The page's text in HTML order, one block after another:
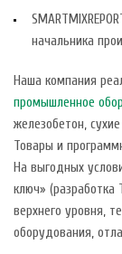
начальника
Наша компания
промышленное
железобетон,
Товары и
На выгодных
ключ» (разработка
верхнего уровня,
оборудования,